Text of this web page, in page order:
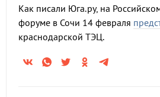
Как писали Юга.ру, на
форуме в Сочи 14 февраля
краснодарской ТЭЦ.